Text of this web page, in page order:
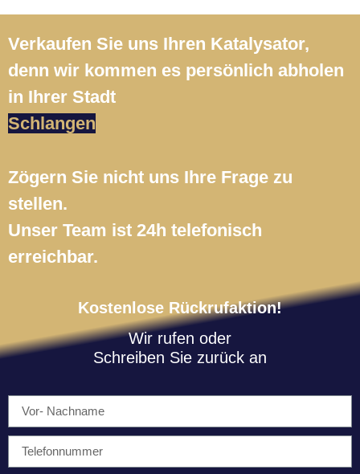
Verkaufen Sie uns Ihren Katalysator,
denn wir kommen es persönlich abholen
in Ihrer Stadt
Schlangen
Zögern Sie nicht uns Ihre Frage zu
stellen.
Unser Team ist 24h telefonisch
erreichbar.
Kostenlose Rückrufaktion!
Wir rufen oder
Schreiben Sie zurück an